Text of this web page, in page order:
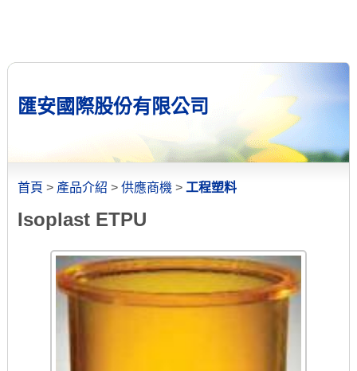
匯安國際股份有限公司
首頁 > 產品介紹 > 供應商機 > 工程塑料
Isoplast ETPU